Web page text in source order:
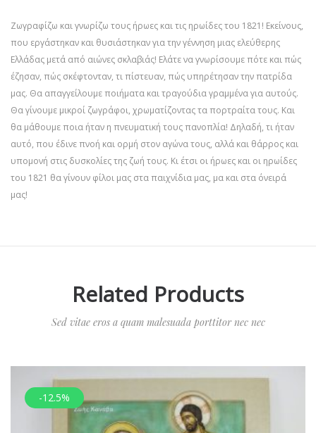
Ζωγραφίζω και γνωρίζω τους ήρωες και τις ηρωίδες του 1821! Εκείνους,
που εργάστηκαν και θυσιάστηκαν για την γέννηση μιας ελεύθερης
Ελλάδας μετά από αιώνες σκλαβιάς! Ελάτε να γνωρίσουμε πότε και πώς
έζησαν, πώς σκέφτονταν, τι πίστευαν, πώς υπηρέτησαν την πατρίδα
μας. Θα απαγγείλουμε ποιήματα και τραγούδια γραμμένα για αυτούς.
Θα γίνουμε μικροί ζωγράφοι, χρωματίζοντας τα πορτραίτα τους. Και
θα μάθουμε ποια ήταν η πνευματική τους πανοπλία! Δηλαδή, τι ήταν
αυτό, που έδινε πνοή και ορμή στον αγώνα τους, αλλά και θάρρος και
υπομονή στις δυσκολίες της ζωή τους. Κι έτσι οι ήρωες και οι ηρωίδες
του 1821 θα γίνουν φίλοι μας στα παιχνίδια μας, μα και στα όνειρά
μας!
Related Products
Sed vitae eros a quam malesuada porttitor nec nec
-12.5%